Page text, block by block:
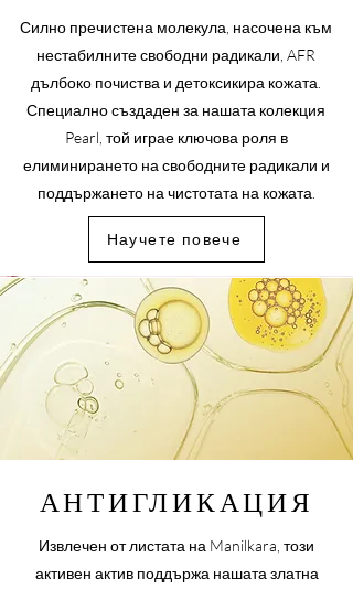
Силно пречистена молекула, насочена към
нестабилните свободни радикали, AFR
дълбоко почиства и детоксикира кожата.
Специално създаден за нашата колекция
Pearl, той играе ключова роля в
елиминирането на свободните радикали и
поддържането на чистотата на кожата.
Научете повече
АНТИГЛИКАЦИЯ
Извлечен от листата на Manilkara, този
активен актив поддържа нашата златна